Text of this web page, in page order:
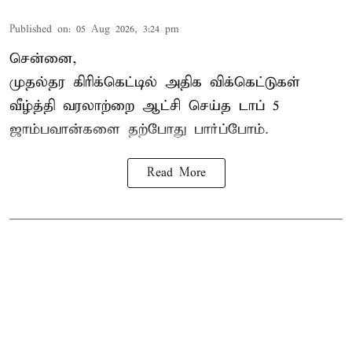
Published on: 05 Aug 2026, 3:24 pm
சென்னை,
முதல்தர கிரிக்கெட்டில் அதிக விக்கெட்டுகள்
வீழ்த்தி வரலாற்றை ஆட்சி செய்த டாப் 5
ஜாம்பவான்களை தற்போது பார்ப்போம்.
Read More